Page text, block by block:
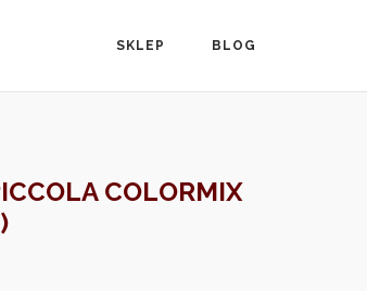
SKLEP BLOG
COLORMIX